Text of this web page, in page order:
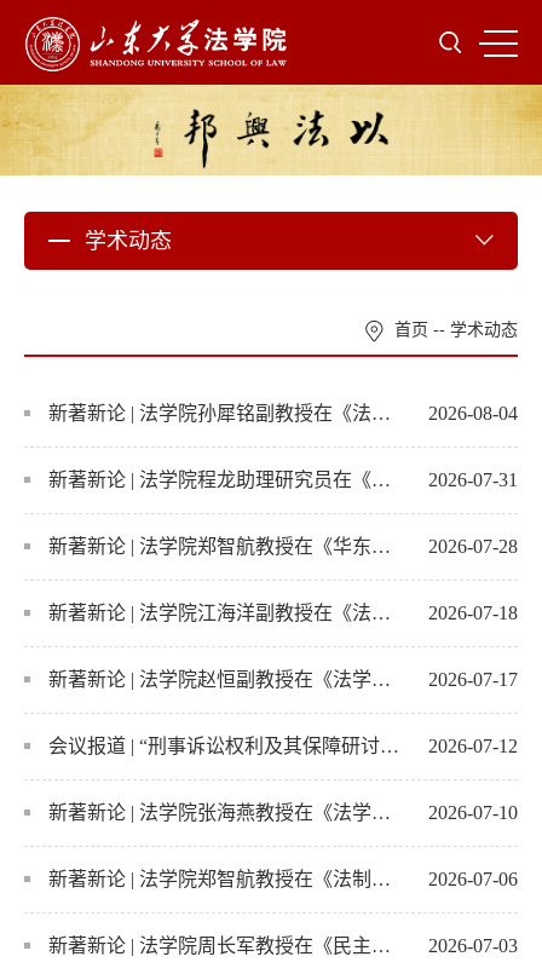
学术动态
首页 -- 学术动态
2026-08-04
新著新论 | 法学院孙犀铭副教授在《法律科学》发表最新理论成果
2026-07-31
新著新论 | 法学院程龙助理研究员在《政治与法律》发表最新理论成果
2026-07-28
新著新论 | 法学院郑智航教授在《华东政法大学学报》发表最新理论成果
2026-07-18
新著新论 | 法学院江海洋副教授在《法商研究》发表最新理论成果
2026-07-17
新著新论 | 法学院赵恒副教授在《法学杂志》发表最新理论成果
2026-07-12
会议报道 | “刑事诉讼权利及其保障研讨会” 在青岛成功举办
2026-07-10
新著新论 | 法学院张海燕教授在《法学论坛》发表最新理论成果
2026-07-06
新著新论 | 法学院郑智航教授在《法制与社会发展》发表最新理论成果
2026-07-03
新著新论 | 法学院周长军教授在《民主与法制》周刊发表最新理论成果